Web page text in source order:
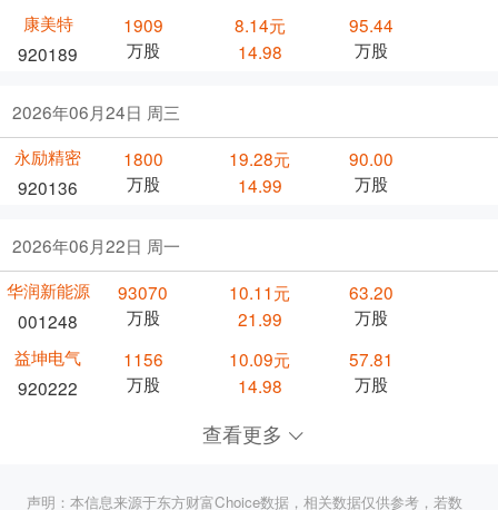
康美特
920189
1909
万股
8.14元
14.98
95.44
万股
2026年06月24日 周三
永励精密
920136
1800
万股
19.28元
14.99
90.00
万股
2026年06月22日 周一
华润新能源
001248
93070
万股
10.11元
21.99
63.20
万股
益坤电气
920222
1156
万股
10.09元
14.98
57.81
万股
查看更多
声明：本信息来源于东方财富Choice数据，相关数据仅供参考，若数